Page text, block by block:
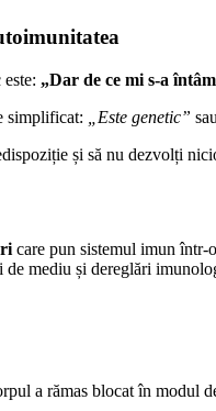
„Dar de ce mi s-a
simplificat:
„Este genetic” sau
și să nu dezvolți
care pun sistemul imun într-
mediu și dereglări
a rămas blocat în modul